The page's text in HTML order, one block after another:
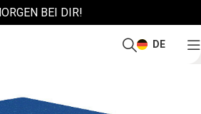
BEI DIR!
DE